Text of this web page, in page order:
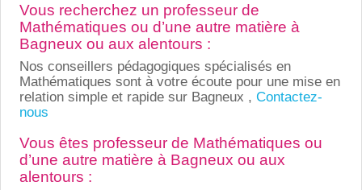
Vous recherchez un professeur de
Mathématiques ou d’une autre matière à
Bagneux ou aux alentours :
Nos conseillers pédagogiques spécialisés en
Mathématiques sont à votre écoute pour une mise en
relation simple et rapide sur Bagneux , Contactez-
nous
Vous êtes professeur de Mathématiques ou
d’une autre matière à Bagneux ou aux
alentours :